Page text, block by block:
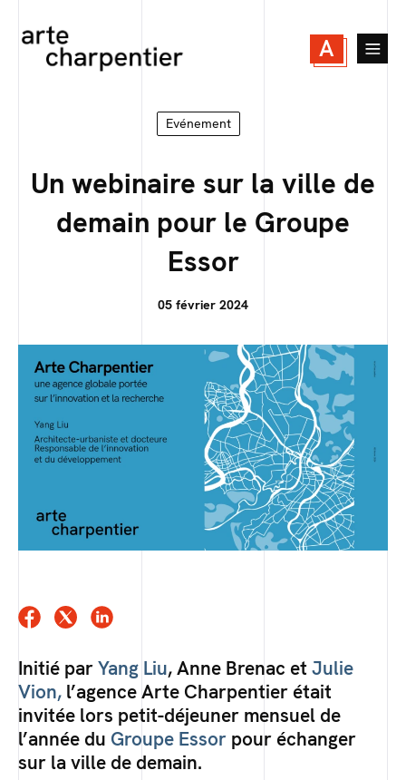
A
Evénement
Un webinaire sur la ville de
demain pour le Groupe
Essor
05 février 2024
Initié parYang Liu, Anne Brenac et Julie
Vion, l’agence Arte Charpentier était
invitée lors petit-déjeuner mensuel de
l’année du Groupe Essor pour échanger
sur la ville de demain.